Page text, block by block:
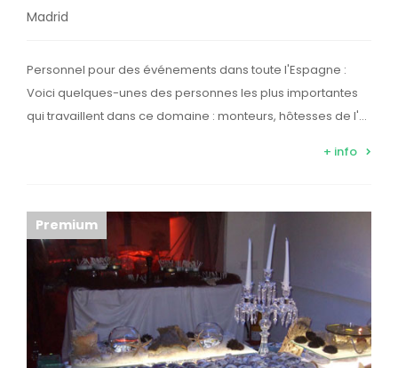
Madrid
Personnel pour des événements dans toute l'Espagne :
Voici quelques-unes des personnes les plus importantes
qui travaillent dans ce domaine : monteurs, hôtesses de l'…
+ info
Premium